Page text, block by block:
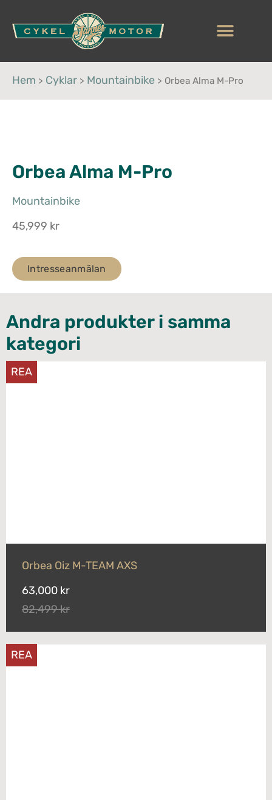
Hem > Cyklar > Mountainbike > Orbea Alma M-Pro
Orbea Alma M-Pro
Mountainbike
45,999 kr
Intresseanmälan
Andra produkter i samma
kategori
REA
Orbea Oiz M-TEAM AXS
63,000 kr
82,499 kr
REA